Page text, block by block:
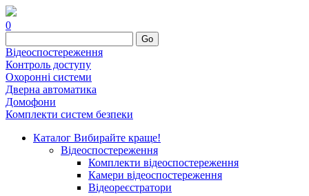
0
Go
Відеоспостереження
Контроль доступу
Охоронні системи
Дверна автоматика
Домофони
Комплекти систем безпеки
Каталог Вибирайте краще!
Відеоспостереження
Комплекти відеоспостереження
Камери відеоспостереження
Відеореєстратори